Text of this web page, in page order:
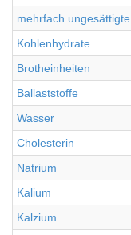
mehrfach
Kohlenhydrate
Brotheinheiten
Ballaststoffe
Wasser
Cholesterin
Natrium
Kalium
Kalzium